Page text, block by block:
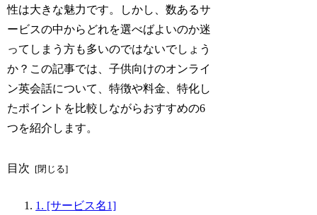
性は大きな魅力です。しかし、数あるサ
ービスの中からどれを選べばよいのか迷
ってしまう方も多いのではないでしょう
か？この記事では、子供向けのオンライ
ン英会話について、特徴や料金、特化し
たポイントを比較しながらおすすめの6
つを紹介します。
目次
1. [サービス名1]